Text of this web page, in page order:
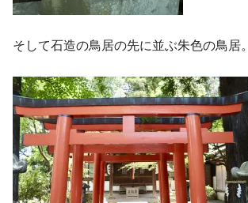
そして石造の鳥居の先に並ぶ朱色の鳥居。